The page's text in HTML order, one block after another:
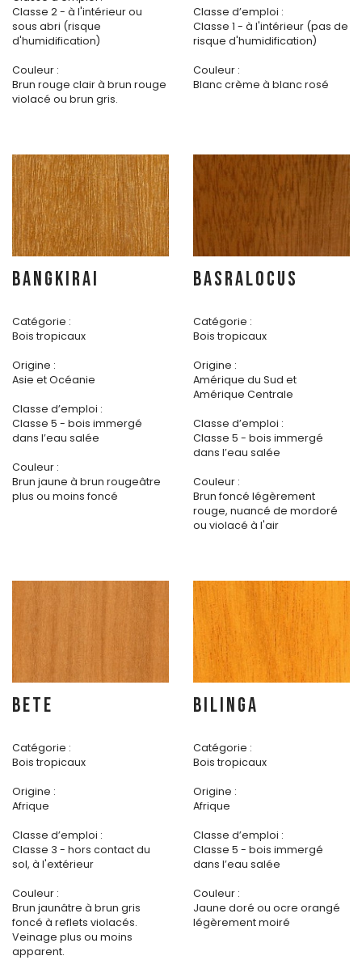
Classe 2 - à l'intérieur ou
sous abri (risque
d'humidification)
Couleur :
Brun rouge clair à brun rouge
violacé ou brun gris.
Classe d’emploi :
Classe 1 - à l'intérieur (pas de
risque d'humidification)
Couleur :
Blanc crème à blanc rosé
BANGKIRAI
Catégorie :
Bois tropicaux
Origine :
Asie et Océanie
Classe d’emploi :
Classe 5 - bois immergé
dans l’eau salée
Couleur :
Brun jaune à brun rougeâtre
plus ou moins foncé
BASRALOCUS
Catégorie :
Bois tropicaux
Origine :
Amérique du Sud et
Amérique Centrale
Classe d’emploi :
Classe 5 - bois immergé
dans l’eau salée
Couleur :
Brun foncé légèrement
rouge, nuancé de mordoré
ou violacé à l'air
BETE
Catégorie :
Bois tropicaux
Origine :
Afrique
Classe d’emploi :
Classe 3 - hors contact du
sol, à l'extérieur
Couleur :
Brun jaunâtre à brun gris
foncé à reflets violacés.
Veinage plus ou moins
apparent.
BILINGA
Catégorie :
Bois tropicaux
Origine :
Afrique
Classe d’emploi :
Classe 5 - bois immergé
dans l’eau salée
Couleur :
Jaune doré ou ocre orangé
légèrement moiré